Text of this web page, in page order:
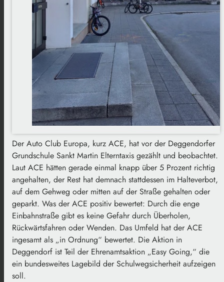
Der Auto Club Europa, kurz ACE, hat vor der Deggendorfer
Grundschule Sankt Martin Elterntaxis gezählt und beobachtet.
Laut ACE hätten gerade einmal knapp über 5 Prozent richtig
angehalten, der Rest hat demnach stattdessen im Halteverbot,
auf dem Gehweg oder mitten auf der Straße gehalten oder
geparkt. Was der ACE positiv bewertet: Durch die enge
Einbahnstraße gibt es keine Gefahr durch Überholen,
Rückwärtsfahren oder Wenden. Das Umfeld hat der ACE
ingesamt als „in Ordnung“ bewertet. Die Aktion in
Deggendorf ist Teil der Ehrenamtsaktion „Easy Going,“ die
ein bundesweites Lagebild der Schulwegsicherheit aufzeigen
soll.